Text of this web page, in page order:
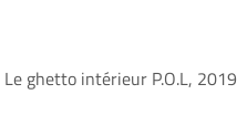
ghetto intérieur P.O.L, 2019